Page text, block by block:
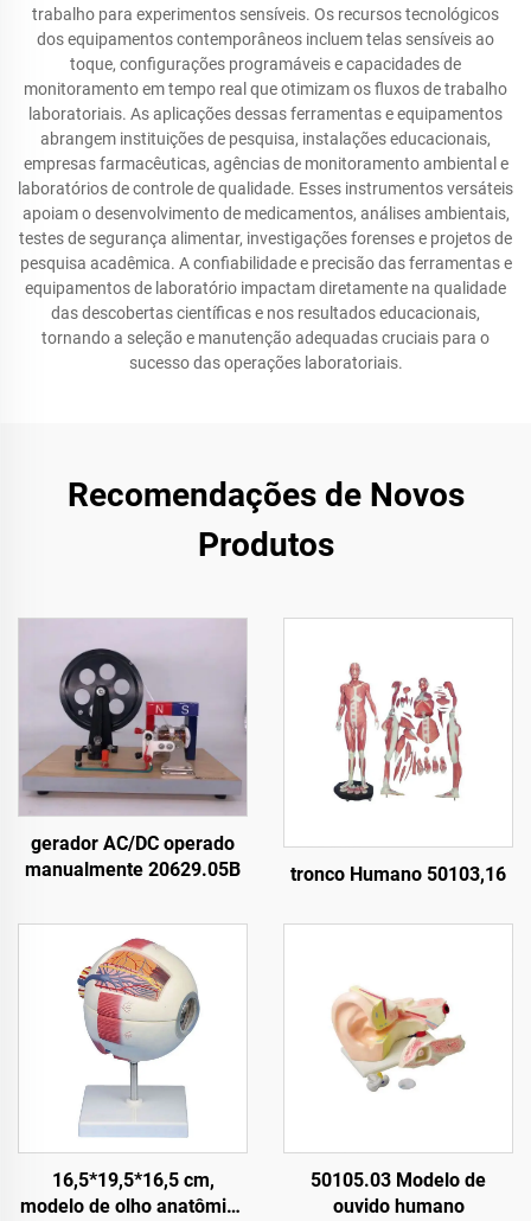
trabalho para experimentos sensíveis. Os recursos tecnológicos
dos equipamentos contemporâneos incluem telas sensíveis ao
toque, configurações programáveis e capacidades de
monitoramento em tempo real que otimizam os fluxos de trabalho
laboratoriais. As aplicações dessas ferramentas e equipamentos
abrangem instituições de pesquisa, instalações educacionais,
empresas farmacêuticas, agências de monitoramento ambiental e
laboratórios de controle de qualidade. Esses instrumentos versáteis
apoiam o desenvolvimento de medicamentos, análises ambientais,
testes de segurança alimentar, investigações forenses e projetos de
pesquisa acadêmica. A confiabilidade e precisão das ferramentas e
equipamentos de laboratório impactam diretamente na qualidade
das descobertas científicas e nos resultados educacionais,
tornando a seleção e manutenção adequadas cruciais para o
sucesso das operações laboratoriais.
Recomendações de Novos
Produtos
gerador AC/DC operado
manualmente 20629.05B
tronco Humano 50103,16
16,5*19,5*16,5 cm,
modelo de olho anatômico
50105.03 Modelo de
ouvido humano